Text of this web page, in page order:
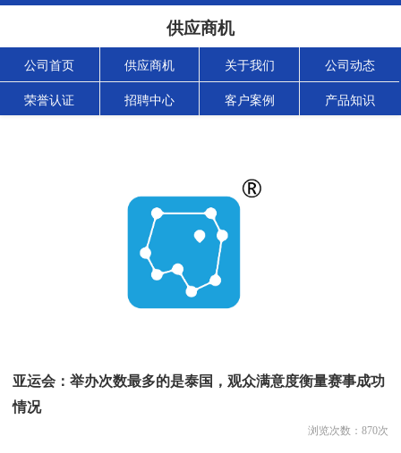
供应商机
公司首页 供应商机 关于我们 公司动态
荣誉认证 招聘中心 客户案例 产品知识
亚运会：举办次数最多的是泰国，观众满意度衡量赛事成功
情况
浏览次数： 870次